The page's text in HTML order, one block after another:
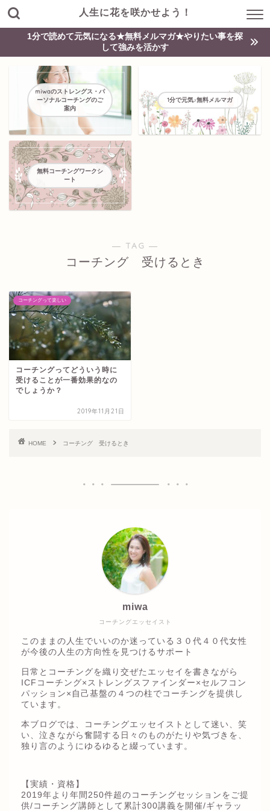
人生に花を咲かせよう！
1分で読めて元気になる★無料メルマガ★やりたい事を探
して強みを活かす
miwaのストレングス・パ
ーソナルコーチングのご
案内
1分で元気♪無料メルマガ
無料コーチングワークシ
ート
― TAG ―
コーチング 受けるとき
コーチングって楽しい
コーチングってどういう時に
受けることが一番効果的なの
でしょうか？
2019年11月21日
HOME コーチング 受けるとき
コーチングエッセイスト
miwa
このままの人生でいいのか迷っている３０代４０代女性
が今後の人生の方向性を見つけるサポート
日常とコーチングを織り交ぜたエッセイを書きながら
ICFコーチング×ストレングスファインダー×セルフコン
パッション×自己基盤の４つの柱でコーチングを提供し
ています。
本ブログでは、コーチングエッセイストとして迷い、笑
い、泣きながら奮闘する日々のものがたりや気づきを、
独り言のようにゆるゆると綴っています。
【実績・資格】
2019年より年間250件超のコーチングセッションをご提
供/コーチング講師として累計300講義を開催/ギャラッ